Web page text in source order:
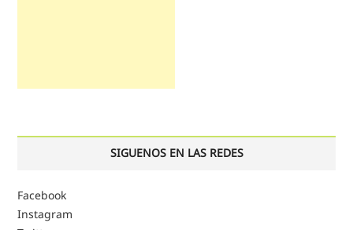
SIGUENOS EN LAS REDES
Facebook
Instagram